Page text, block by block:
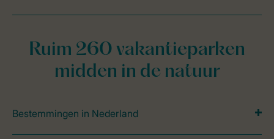
Ruim 260 vakantieparken
midden in de natuur
Bestemmingen in Nederland